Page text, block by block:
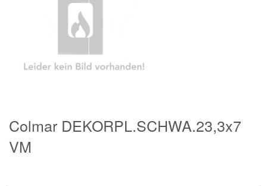
Colmar DEKORPL.SCHWA.23,3x7
VM